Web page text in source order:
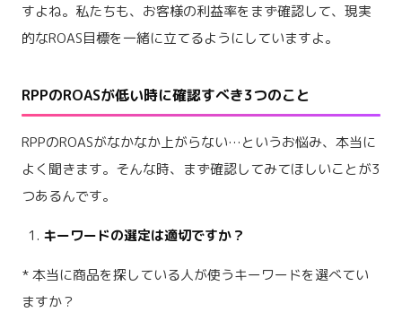
すよね。私たちも、お客様の利益率をまず確認して、現実
的なROAS目標を一緒に立てるようにしていますよ。
RPPのROASが低い時に確認すべき3つのこと
RPPのROASがなかなか上がらない…というお悩み、本当に
よく聞きます。そんな時、まず確認してみてほしいことが3
つあるんです。
キーワードの選定は適切ですか？
* 本当に商品を探している人が使うキーワードを選べてい
ますか？